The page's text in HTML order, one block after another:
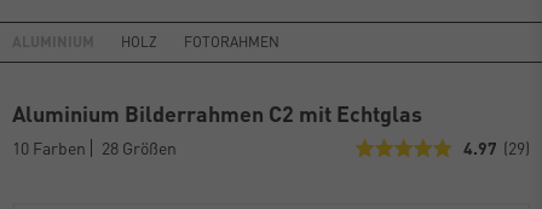
HOLZ FOTORAHMEN
Aluminium Bilderrahmen C2 mit Echtglas
10 Farben 28 Größen 4.97 (29)